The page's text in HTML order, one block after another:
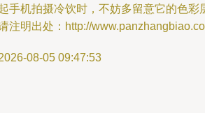
手机拍摄冷饮时，不妨多留意它的色
注明出处：http://
08-05 09:47:53